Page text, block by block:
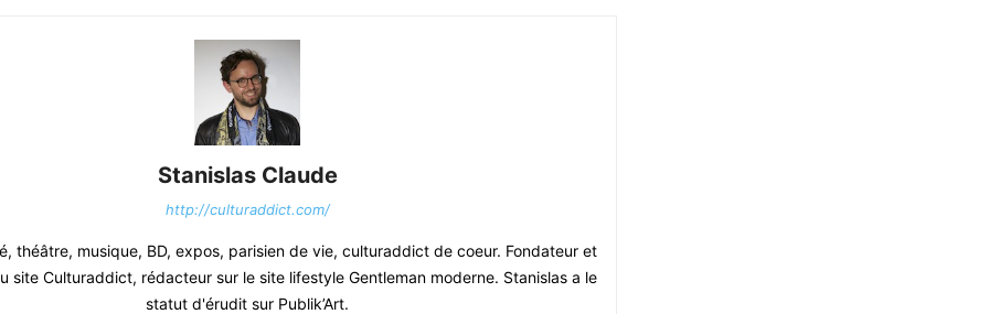
Stanislas Claude
http://culturaddict.com/
théâtre, musique, BD, expos, parisien de vie, culturaddict de coeur. Fondateur et
site Culturaddict, rédacteur sur le site lifestyle Gentleman moderne. Stanislas a le
statut d'érudit sur Publik’Art.